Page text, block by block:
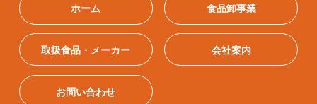
ホーム 食品卸事業
取扱食品・メーカー 会社案内
お問い合わせ